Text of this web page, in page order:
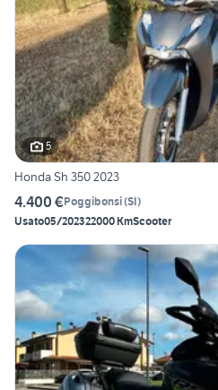
5
Honda Sh 350 2023
4.400 €Poggibonsi(SI)
Usato05/202322000 KmScooter